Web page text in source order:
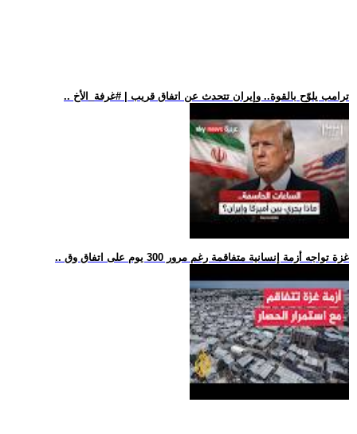
.. ترامب يلوّح بالقوة.. وإيران تتحدث عن اتفاق قريب | #غرفة_الأخ
.. غزة تواجه أزمة إنسانية متفاقمة رغم مرور 300 يوم على اتفاق وق